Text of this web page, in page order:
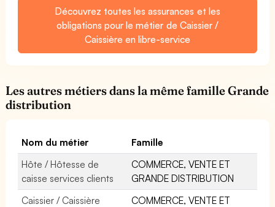
Découvrez toutes les assurances et les
obligations pour le métier de Caissier /
Caissière en libre-service
Les autres métiers dans la même famille Grande
distribution
Nom du métier
Famille
Hôte / Hôtesse de
caisse services clients
COMMERCE, VENTE ET
GRANDE DISTRIBUTION
Caissier / Caissière
COMMERCE, VENTE ET